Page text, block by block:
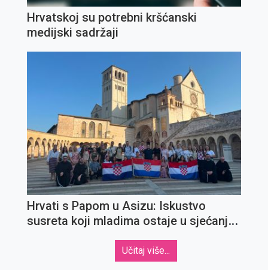
Hrvatskoj su potrebni kršćanski
medijski sadržaji
Hrvati s Papom u Asizu: Iskustvo
susreta koji mladima ostaje u sjećanju
Učitaj više...